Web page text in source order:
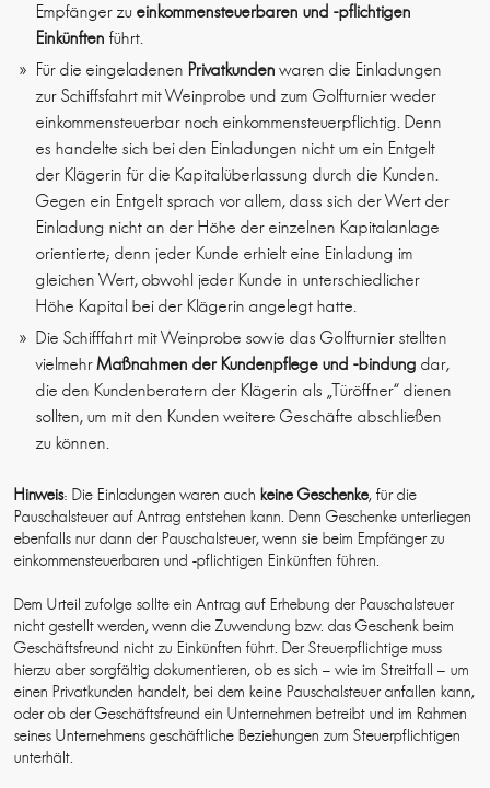
Empfänger zueinkommensteuerbaren und -pflichtigen
Einkünften führt.
Für die eingeladenen Privatkunden waren die Einladungen
zur Schiffsfahrt mit Weinprobe und zum Golfturnier weder
einkommensteuerbar noch einkommensteuerpflichtig. Denn
es handelte sich bei den Einladungen nicht um ein Entgelt
der Klägerin für die Kapitalüberlassung durch die Kunden.
Gegen ein Entgelt sprach vor allem, dass sich der Wert der
Einladung nicht an der Höhe der einzelnen Kapitalanlage
orientierte; denn jeder Kunde erhielt eine Einladung im
gleichen Wert, obwohl jeder Kunde in unterschiedlicher
Höhe Kapital bei der Klägerin angelegt hatte.
Die Schifffahrt mit Weinprobe sowie das Golfturnier stellten
vielmehrMaßnahmen der Kundenpflege und -bindung dar,
die den Kundenberatern der Klägerin als „Türöffner“ dienen
sollten, um mit den Kunden weitere Geschäfte abschließen
zu können.
Hinweis: Die Einladungen waren auch keine Geschenke, für die
Pauschalsteuer auf Antrag entstehen kann. Denn Geschenke unterliegen
ebenfalls nur dann der Pauschalsteuer, wenn sie beim Empfänger zu
einkommensteuerbaren und -pflichtigen Einkünften führen.
Dem Urteil zufolge sollte ein Antrag auf Erhebung der Pauschalsteuer
nicht gestellt werden, wenn die Zuwendung bzw. das Geschenk beim
Geschäftsfreund nicht zu Einkünften führt. Der Steuerpflichtige muss
hierzu aber sorgfältig dokumentieren, ob es sich – wie im Streitfall – um
einen Privatkunden handelt, bei dem keine Pauschalsteuer anfallen kann,
oder ob der Geschäftsfreund ein Unternehmen betreibt und im Rahmen
seines Unternehmens geschäftliche Beziehungen zum Steuerpflichtigen
unterhält.